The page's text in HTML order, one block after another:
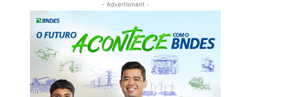
- Advertisment -